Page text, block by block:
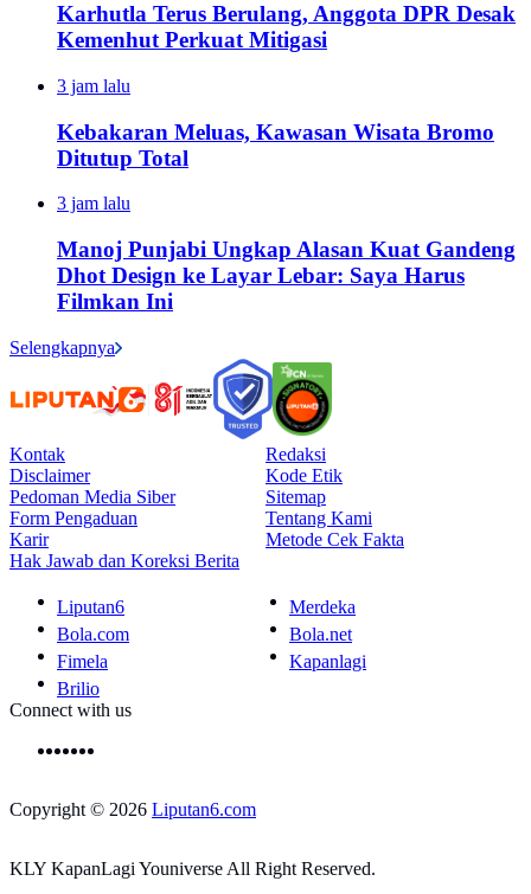
Karhutla Terus Berulang, Anggota DPR Desak
Kemenhut Perkuat Mitigasi
3 jam lalu
Kebakaran Meluas, Kawasan Wisata Bromo
Ditutup Total
3 jam lalu
Manoj Punjabi Ungkap Alasan Kuat Gandeng
Dhot Design ke Layar Lebar: Saya Harus
Filmkan Ini
Selengkapnya
Kontak
Redaksi
Disclaimer
Kode Etik
Pedoman Media Siber
Sitemap
Form Pengaduan
Tentang Kami
Karir
Metode Cek Fakta
Hak Jawab dan Koreksi Berita
Liputan6
Merdeka
Bola.com
Bola.net
Fimela
Kapanlagi
Brilio
Connect with us
Copyright © 2026 Liputan6.com
KLY KapanLagi Youniverse All Right Reserved.